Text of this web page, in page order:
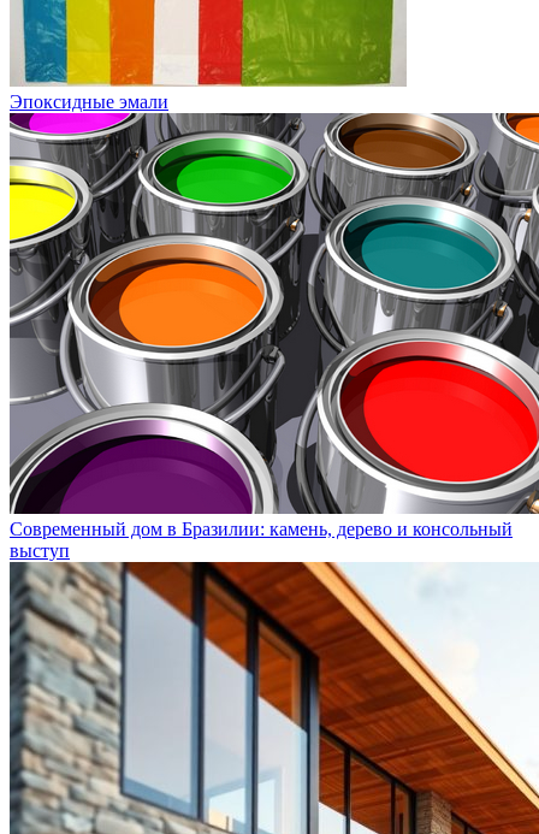
Эпоксидные эмали
Современный дом в Бразилии: камень, дерево и консольный
выступ